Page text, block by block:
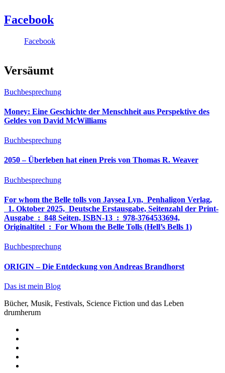
Facebook
Facebook
Versäumt
Buchbesprechung
Money: Eine Geschichte der Menschheit aus Perspektive des
Geldes von David McWilliams
Buchbesprechung
2050 – Überleben hat einen Preis von Thomas R. Weaver
Buchbesprechung
For whom the Belle tolls von Jaysea Lyn, ‎ Penhaligon Verlag,
‎ 1. Oktober 2025, ‎ Deutsche Erstausgabe, Seitenzahl der Print-
Ausgabe ‏ : ‎ 848 Seiten, ISBN-13 ‏ : ‎ 978-3764533694,
Originaltitel ‏ : ‎ For Whom the Belle Tolls (Hell’s Bells 1)
Buchbesprechung
ORIGIN – Die Entdeckung von Andreas Brandhorst
Das ist mein Blog
Bücher, Musik, Festivals, Science Fiction und das Leben
drumherum